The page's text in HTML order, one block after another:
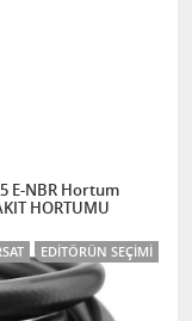
E-NBR Hortum
HORTUMU
EDITÖRÜN SEÇIMI